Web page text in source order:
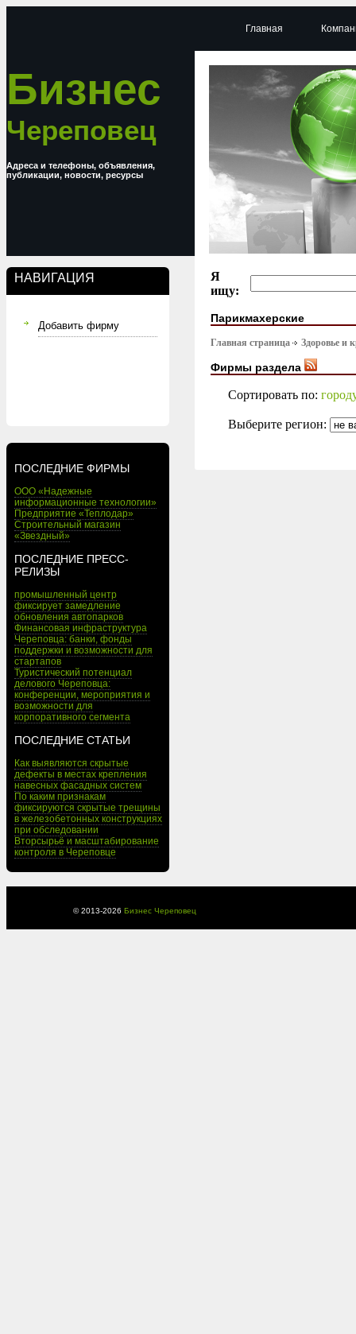
Бизнес
Череповец
Адреса и телефоны, объявления,
публикации, новости, ресурсы
НАВИГАЦИЯ
Добавить фирму
ПОСЛЕДНИЕ ФИРМЫ
ООО «Надежные
информационные технологии»
Предприятие «Теплодар»
Строительный магазин
«Звездный»
ПОСЛЕДНИЕ ПРЕСС-
РЕЛИЗЫ
промышленный центр
фиксирует замедление
обновления автопарков
Финансовая инфраструктура
Череповца: банки, фонды
поддержки и возможности для
стартапов
Туристический потенциал
делового Череповца:
конференции, мероприятия и
возможности для
корпоративного сегмента
ПОСЛЕДНИЕ СТАТЬИ
Как выявляются скрытые
дефекты в местах крепления
навесных фасадных систем
По каким признакам
фиксируются скрытые трещины
в железобетонных конструкциях
при обследовании
Вторсырьё и масштабирование
контроля в Череповце
Главная
Я
ищу:
Парикмахерские
Главная страница Здоровье и
Фирмы раздела
Сортировать по:
Выберите регион:
© 2013-2026 Бизнес Череповец